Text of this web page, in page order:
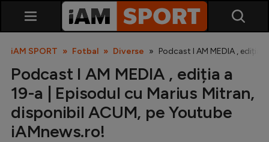
iAM SPORT Fotbal Diverse Podcast I AM MEDIA , ediția
Podcast I AM MEDIA , ediția a
19-a | Episodul cu Marius Mitran,
disponibil ACUM, pe Youtube
iAMnews.ro!